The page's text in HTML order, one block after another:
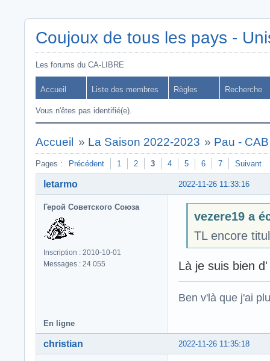
Coujoux de tous les pays -
Les forums du CA-LIBRE
Accueil Liste des membres Règles Recherche
Vous n'êtes pas identifié(e).
Accueil » La Saison 2022-2023 » Pau - CAB
Pages : Précédent 1 2 3 4 5 6 7 Suivant
2022-11-26 11:33:16
letarmo
Герой Советского Союза
Inscription : 2010-10-01
Messages : 24 055
vezere19 a
TL encore
Là je suis bien
Ben v'là que j'ai
En ligne
2022-11-26 11:35:18
christian